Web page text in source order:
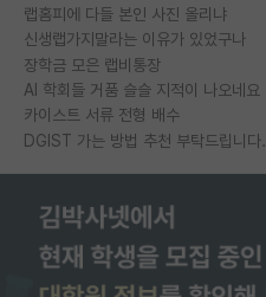
랩홈피에 다들 본인 사진 올리냐
신생랩가지말라는 이유가 있었구나
장학금 모은 랩비통장
AI 학회들 거품 슬슬 지적이 나오네요
카이스트 서류 전형 배수
DGIST 가는 방법 추천 부탁드립니다.